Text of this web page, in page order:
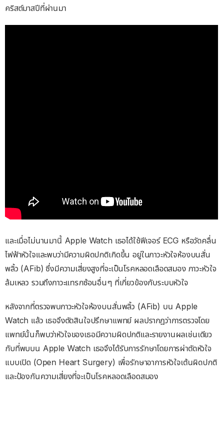
คริสต์มาสปีที่ผ่านมา
และเมื่อไม่นานมานี้ Apple Watch เธอได้ใช้ฟีเจอร์ ECG หรือวัดคลื่น
ไฟฟ้าหัวใจและพบว่ามีความผิดปกติเกิดขึ้น อยู่ในภาวะหัวใจห้องบนสั่น
พลิ้ว (AFib) ซึ่งมีความเสี่ยงสูงที่จะเป็นโรคหลอดเลือดสมอง ภาวะหัวใจ
ล้มเหลว รวมถึงภาวะแทรกซ้อนอื่นๆ ที่เกี่ยวข้องกับระบบหัวใจ
หลังจากที่ตรวจพบภาวะหัวใจห้องบนสั่นพลิ้ว (AFib) บน Apple
Watch แล้ว เธอจึงตัดสินใจปรึกษาแพทย์ ผลปรากฎว่าการตรวจโดย
แพทย์นั้นก็พบว่าหัวใจของเธอมีความผิดปกติและรายงานผลเช่นเดียว
กับที่พบบน Apple Watch เธอจึงได้รับการรักษาโดยการผ่าตัดหัวใจ
แบบเปิด (Open Heart Surgery) เพื่อรักษาอาการหัวใจเต้นผิดปกติ
และป้องกันความเสี่ยงที่จะเป็นโรคหลอดเลือดสมอง